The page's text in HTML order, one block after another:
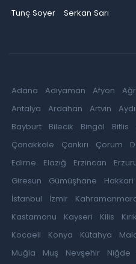
Tunç Soyer
Serkan Sarı
Adana Adıyaman Afyon
Antalya
Ardahan Artvin
Bayburt
Bilecik Bingöl Bitlis
Çanakkale
Çankırı Çorum
Edirne
Elazığ Erzincan
Giresun
Gümüşhane Hakkari
İstanbul
İzmir
Kastamonu
Kayseri Kilis
Kocaeli
Konya Kütahya
Muğla
Muş Nevşehir Niğde